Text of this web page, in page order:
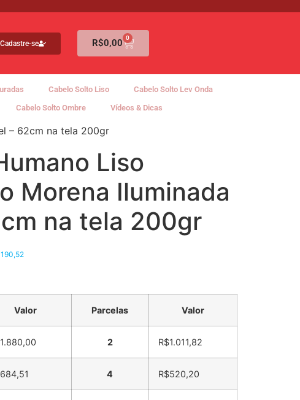
se R$0,00 0
Cabelo Solto Liso
Cabelo Solto Lev Onda
Cabelo Solto Ombre Vídeos & Dicas
– 62cm na tela 200gr
Liso
Morena Iluminada
na tela 200gr
190,52
Valor Parcelas Valor
1.880,00 2 R$1.011,82
684,51 4 R$520,20